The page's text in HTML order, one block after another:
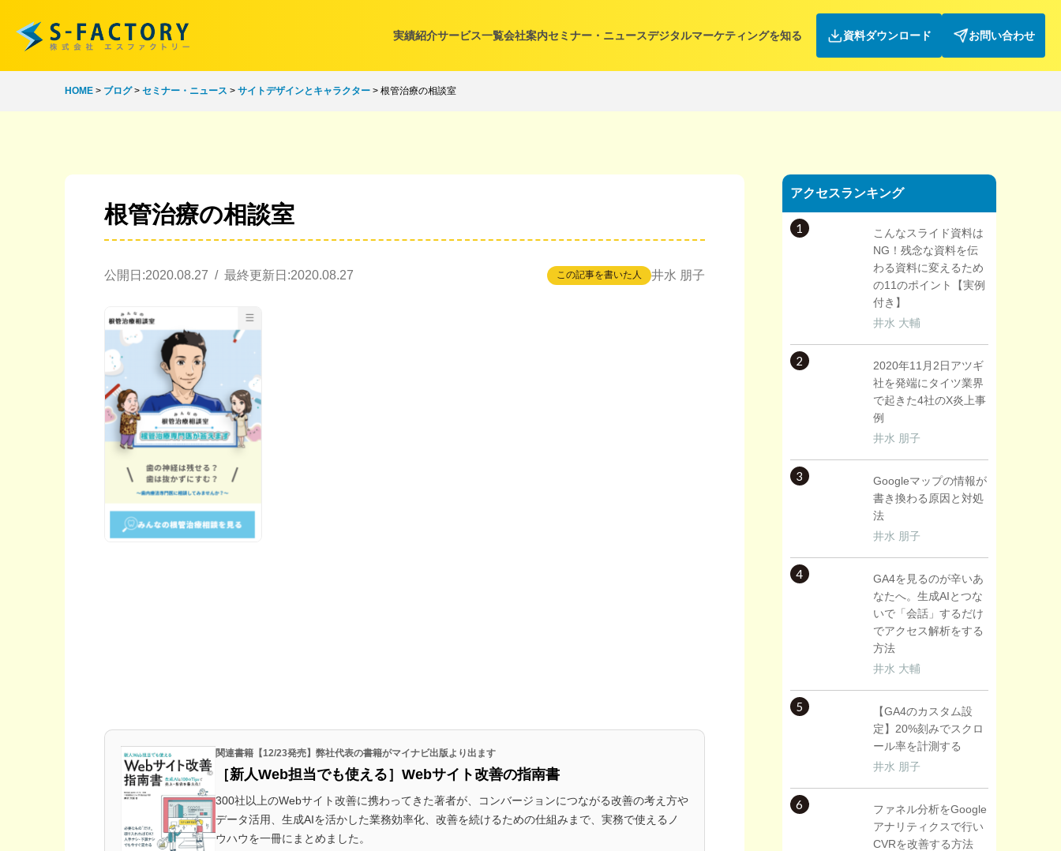
実績紹介サービス一覧会社案内セミナー・ニュースデジタルマーケティングを知る 資料ダウンロード お問い合わせ
HOME > ブログ> セミナー・ニュース > サイトデザインとキャラクター > 根管治療の相談室
根管治療の相談室
公開日:2020.08.27 / 最終更新日:2020.08.27 この記事を書いた人 井水 朋子
関連書籍【12/23発売】弊社代表の書籍がマイナビ出版より出ます
［新人Web担当でも使える］Webサイト改善の指南書
300社以上のWebサイト改善に携わってきた著者が、コンバージョンにつながる改善の考え方や
データ活用、生成AIを活かした業務効率化、改善を続けるための仕組みまで、実務で使えるノ
ウハウを一冊にまとめました。
アクセスランキング
1
こんなスライド資料は
NG！残念な資料を伝
わる資料に変えるため
の11のポイント【実例
付き】
井水 大輔
2
2020年11月2日アツギ
社を発端にタイツ業界
で起きた4社のX炎上事
例
井水 朋子
3
Googleマップの情報が
書き換わる原因と対処
法
井水 朋子
4
GA4を見るのが辛いあ
なたへ。生成AIとつな
いで「会話」するだけ
でアクセス解析をする
方法
井水 大輔
5
【GA4のカスタム設
定】20%刻みでスクロ
ール率を計測する
井水 朋子
6
ファネル分析をGoogle
アナリティクスで行い
CVRを改善する方法